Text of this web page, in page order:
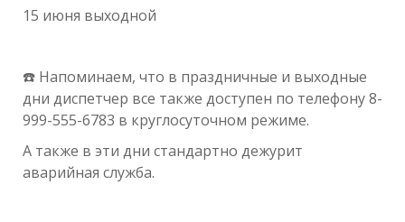
15 июня выходной
☎️ Напоминаем, что в праздничные и выходные
дни диспетчер все также доступен по телефону 8-
999-555-6783 в круглосуточном режиме.
А также в эти дни стандартно дежурит
аварийная служба.